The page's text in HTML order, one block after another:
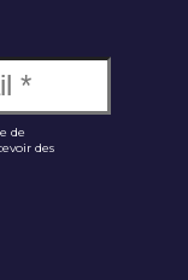
de
des